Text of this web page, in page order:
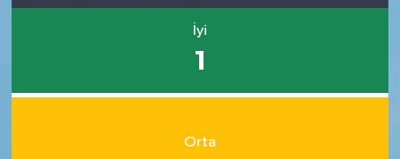
İyi
1
Orta